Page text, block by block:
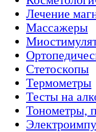
Лечение
Массажеры
Стетоскопы
Термометры
Тесты на
Тонометры,